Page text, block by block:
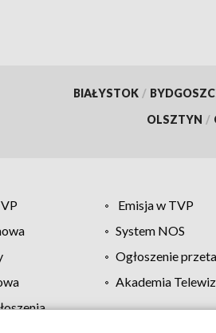
BIAŁYSTOK /
OLSZTYN /
Emisja w TVP
System NOS
Ogłoszenie
Akademia